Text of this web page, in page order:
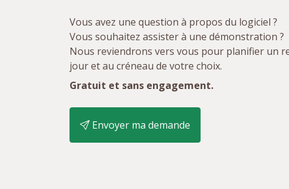
Vous avez une question à propos du logiciel ?
Vous souhaitez assister à une démonstration ?
Nous reviendrons vers vous pour planifier un
jour et au créneau de votre choix.
Gratuit et sans engagement.
Envoyer ma demande